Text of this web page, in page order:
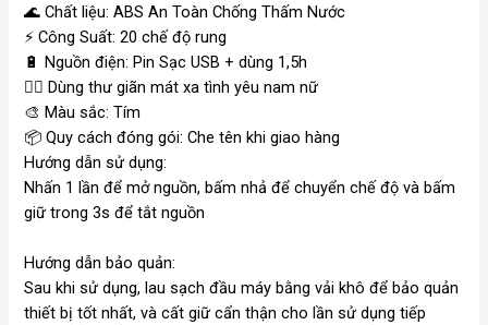
🌊 Chất liệu: ABS An Toàn Chống Thấm Nước
⚡ Công Suất: 20 chế độ rung
🔋 Nguồn điện: Pin Sạc USB + dùng 1,5h
💆‍♂️ Dùng thư giãn mát xa tình yêu nam nữ
🎨 Màu sắc: Tím
📦 Quy cách đóng gói: Che tên khi giao hàng
Hướng dẫn sử dụng:
Nhấn 1 lần để mở nguồn, bấm nhả để chuyển chế độ và bấm
giữ trong 3s để tắt nguồn
Hướng dẫn bảo quản:
Sau khi sử dụng, lau sạch đầu máy bằng vải khô để bảo quản
thiết bị tốt nhất, và cất giữ cẩn thận cho lần sử dụng tiếp